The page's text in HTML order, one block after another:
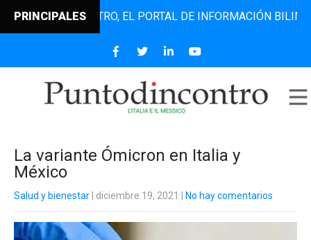
PRINCIPALES EL PORTAL DE INFORMACIÓN BILINGÜE
La variante Ómicron en Italia y
México
Salud y bienestar | diciembre 19, 2021 No hay comentarios